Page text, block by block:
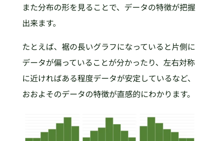
また分布の形を見ることで、データの特徴が把握
出来ます。
たとえば、裾の長いグラフになっていると片側に
データが偏っていることが分かったり、左右対称
に近ければある程度データが安定しているなど、
おおよそのデータの特徴が直感的にわかります。